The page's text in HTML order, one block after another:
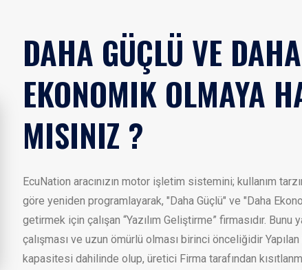
DAHA GÜÇLÜ VE DAHA
EKONOMIK OLMAYA
MISINIZ ?
EcuNation aracınızın motor işletim sistemini; kullanım
göre yeniden programlayarak, "Daha Güçlü" ve "Daha
getirmek için çalışan “Yazılım Geliştirme” firmasıdır. Bunu
çalışması ve uzun ömürlü olması birinci önceliğidir
kapasitesi dahilinde olup, üretici Firma tarafından